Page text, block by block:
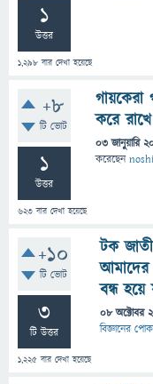
1
উত্তর
1,298 বার দেখা হয়েছে
+8
টি ভোট
1
উত্তর
623 বার দেখা হয়েছে
করে
03 জানুয়ারি
করেছেন
+10
টি ভোট
3
টি উত্তর
1,225 বার দেখা হয়েছে
টক
আমাদের
বন্ধ
08 অক্টোবর
বিজ্ঞানের